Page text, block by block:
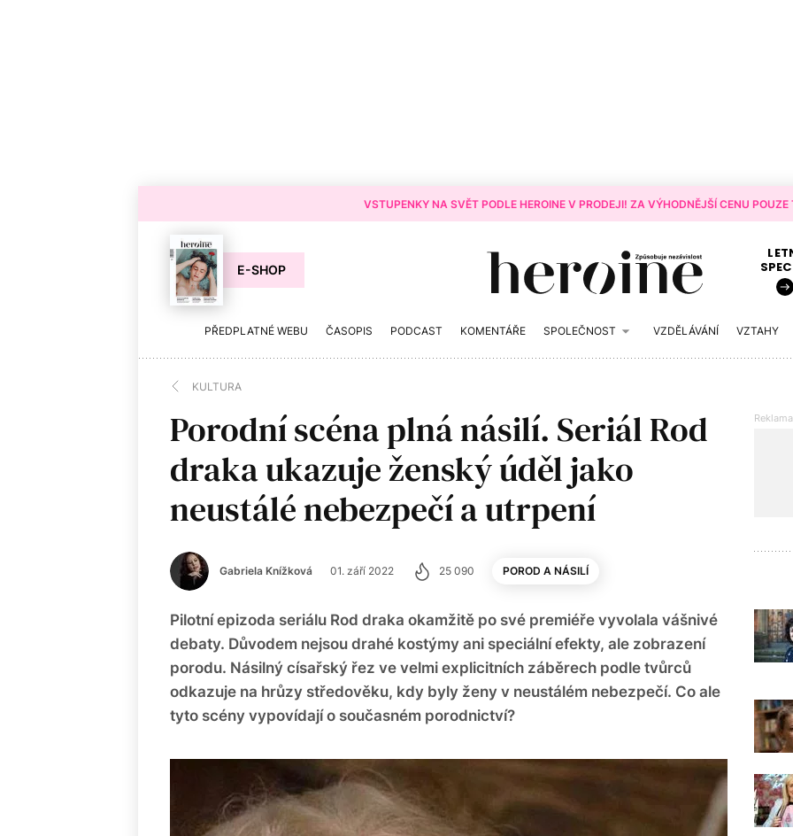
VSTUPENKY NA SVĚT PODLE HEROINE V PRODEJI! ZA VÝHODNĚJŠÍ CENU
E-SHOP
PŘEDPLATNÉ WEBU ČASOPIS PODCAST KOMENTÁŘE SPOLEČNOST VZDĚLÁVÁNÍ VZTAHY
KULTURA
Porodní scéna plná násilí. Seriál Rod
draka ukazuje ženský úděl jako
neustálé nebezpečí a utrpení
Gabriela Knížková 01. září 2022 25 090 POROD A NÁSILÍ
Pilotní epizoda seriálu Rod draka okamžitě po své premiéře vyvolala vášnivé
debaty. Důvodem nejsou drahé kostýmy ani speciální efekty, ale zobrazení
porodu. Násilný císařský řez ve velmi explicitních záběrech podle tvůrců
odkazuje na hrůzy středověku, kdy byly ženy v neustálém nebezpečí. Co ale
tyto scény vypovídají o současném porodnictví?